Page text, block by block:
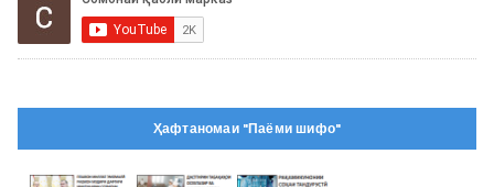
Ҳафтаномаи "Паёми шифо"